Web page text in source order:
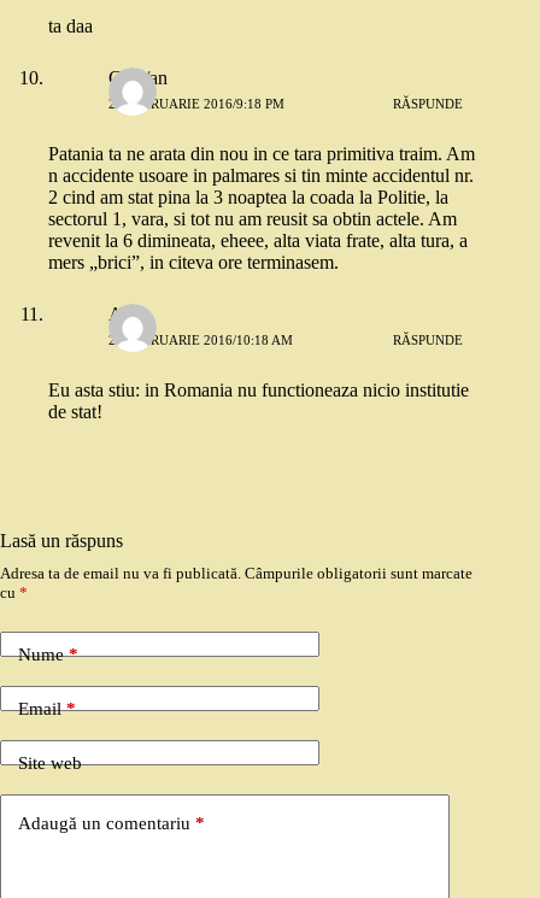
ta daa
Cr/st/an
26 FEBRUARIE 2016/9:18 PM RĂSPUNDE
Patania ta ne arata din nou in ce tara primitiva traim. Am
n accidente usoare in palmares si tin minte accidentul nr.
2 cind am stat pina la 3 noaptea la coada la Politie, la
sectorul 1, vara, si tot nu am reusit sa obtin actele. Am
revenit la 6 dimineata, eheee, alta viata frate, alta tura, a
mers „brici”, in citeva ore terminasem.
Anca
27 FEBRUARIE 2016/10:18 AM RĂSPUNDE
Eu asta stiu: in Romania nu functioneaza nicio institutie
de stat!
Lasă un răspuns
Adresa ta de email nu va fi publicată. Câmpurile obligatorii sunt marcate
cu *
Nume*
Email*
Site web
Adaugă un comentariu *